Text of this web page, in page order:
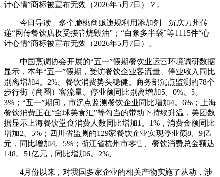
计心情”商标被宣布无效（2026年5月7日）？。
今日导读：多个脆桃商贩违规利用添加剂；沉庆万州传
递“网传餐饮店收受接管烧毁油”；“白象多半袋”等1115件“心
计心情”商标被宣布无效（2026年5月7日）。
中国烹调协会开展的“五一”假期餐饮业运营环境调研数据
显示，本年“五一”假期，受访餐饮企业客流量、停业收入同比
别离增加4。2%、餐饮消费势头稳健。商务部沉点监测的78个
步行街（商圈）客流量、停业额同比别离增加5。0%、5。
3%；“五一”期间，市沉点监测餐饮企业同比增加4。6%；上海
餐饮消费正在“全球美食汇”等勾当的带动下持续升温，美团数
据显示上海餐饮堂食消费人数同比增加1。1%，消费金额同比
增加2。5%；四川省监测的129家餐饮企业实现停业额8。9亿
元，同比增加4。5%；浙江省杭州市零售、餐饮消费总金额达
148。51亿元，同比增加6。2%。
4月份以来，对我国多家企业的相关产物实施了从动，涉